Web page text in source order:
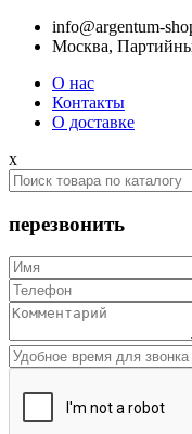
info@argentum-
Москва,
О нас
Контакты
О доставке
x
перезвонить